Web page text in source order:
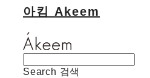
아킴 Akeem
Search 검색